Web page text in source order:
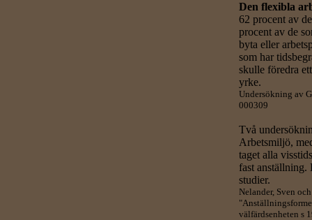
Den flexibla
62 procent av
procent av de
byta eller
som har
skulle föredra
yrke.
Undersökning av
000309
Två
Arbetsmiljö,
taget alla
fast anställning.
studier.
Nelander, Sven
välfärdsenheten s